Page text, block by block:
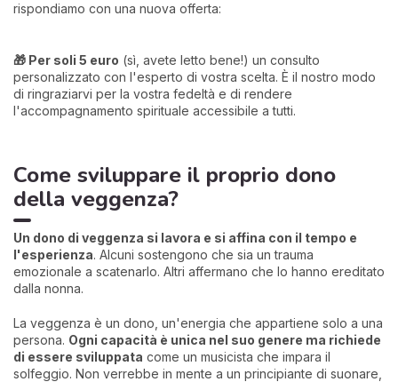
rispondiamo con una nuova offerta:
🎁 Per soli 5 euro (sì, avete letto bene!) un consulto
personalizzato con l'esperto di vostra scelta. È il nostro modo
di ringraziarvi per la vostra fedeltà e di rendere
l'accompagnamento spirituale accessibile a tutti.
Come sviluppare il proprio dono
della veggenza?
Un dono di veggenza si lavora e si affina con il tempo e
l'esperienza. Alcuni sostengono che sia un trauma
emozionale a scatenarlo. Altri affermano che lo hanno ereditato
dalla nonna.
La veggenza è un dono, un'energia che appartiene solo a una
persona. Ogni capacità è unica nel suo genere ma richiede
di essere sviluppata come un musicista che impara il
solfeggio. Non verrebbe in mente a un principiante di suonare,